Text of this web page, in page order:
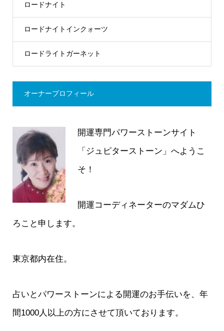
ロードナイト
ロードナイトインクォーツ
ロードライトガーネット
オーナープロフィール
開運専門パワーストーンサイト
「ジュピターストーン」へようこ
そ！
開運コーディネーターのマダムひ
ろこと申します。
東京都内在住。
占いとパワーストーンによる開運のお手伝いを、年
間1000人以上の方にさせて頂いております。